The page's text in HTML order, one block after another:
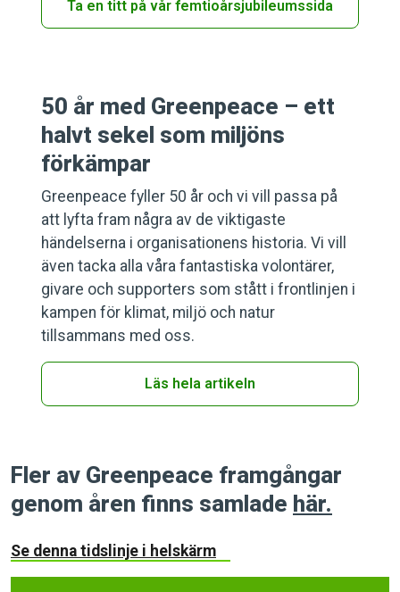
Ta en titt på vår femtioårsjubileumssida
50 år med Greenpeace – ett
halvt sekel som miljöns
förkämpar
Greenpeace fyller 50 år och vi vill passa på
att lyfta fram några av de viktigaste
händelserna i organisationens historia. Vi vill
även tacka alla våra fantastiska volontärer,
givare och supporters som stått i frontlinjen i
kampen för klimat, miljö och natur
tillsammans med oss.
Läs hela artikeln
Fler av Greenpeace framgångar
genom åren finns samlade här.
Se denna tidslinje i helskärm